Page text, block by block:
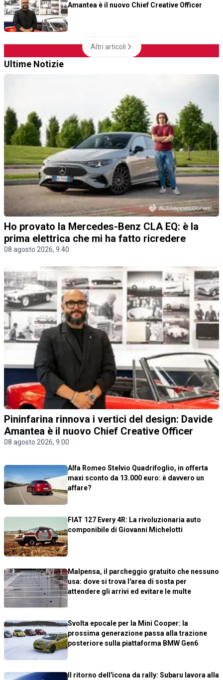
Amantea è il nuovo Chief Creative Officer
Altri articoli
Ultime Notizie
Ho provato la Mercedes-Benz CLA EQ: è la
prima elettrica che mi ha fatto ricredere
08 agosto 2026, 9.40
Pininfarina rinnova i vertici del design: Davide
Amantea è il nuovo Chief Creative Officer
08 agosto 2026, 9.00
Alfa Romeo Stelvio Quadrifoglio, in offerta
maxi sconto da 13.000 euro: è davvero un
affare?
FIAT 127 Every 4R: La rivoluzionaria auto
componibile di Giovanni Michelotti
Malpensa, il parcheggio gratuito che nessuno
usa: dove si trova l'area di sosta per
attendere gli arrivi ed evitare le multe
Svolta epocale per la Mini Cooper: la
prossima generazione passa alla trazione
posteriore sulla piattaforma BMW Gen6
Il ritorno dell'icona da rally: Subaru lavora alla